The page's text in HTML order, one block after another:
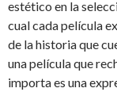
estético en la
cual cada película
de la historia que
una película que
importa es una